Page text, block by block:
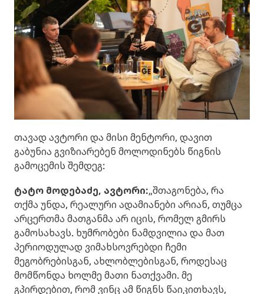
თავად ავტორი და მისი მენტორი, დავით
გაბუნია გვიზიარებენ მოლოდინებს წიგნის
გამოცემის შემდეგ:
ტატო მოდებაძე, ავტორი:„შთაგონება, რა
თქმა უნდა, რეალური ადამიანები არიან, თუმცა
არცერთმა მათგანმა არ იცის, რომელ გმირს
გამოსახავს. ხუმრობები ნამდვილია და მათ
პერიოდულად ვიმახსოვრებდი ჩემი
მეგობრებისგან, ახლობლებისგან, როდესაც
მომწონდა ხოლმე მათი ნათქვამი. მე
გპირდებით, რომ ვინც ამ წიგნს წაიკითხავს,